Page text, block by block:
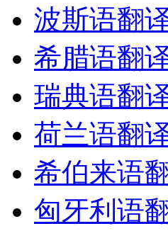
波斯语翻
希腊语翻
瑞典语翻
荷兰语翻
希伯来语
匈牙利语